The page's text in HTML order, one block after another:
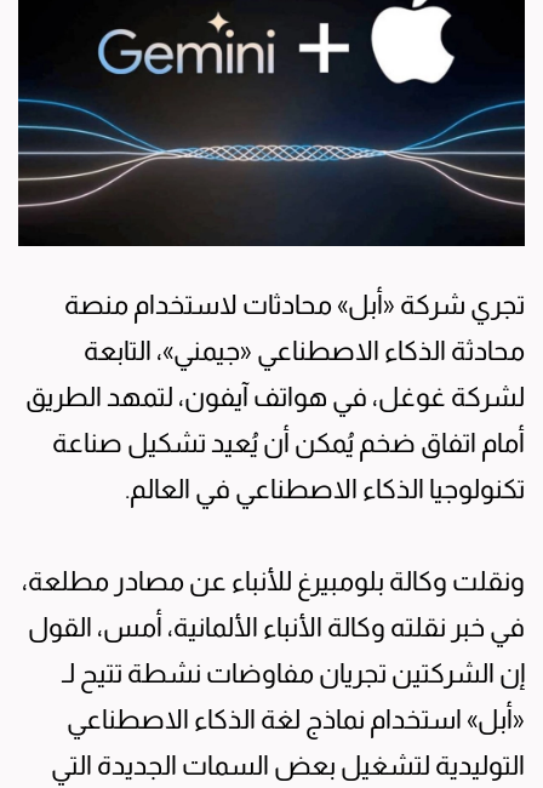
تجري شركة «أبل» محادثات لاستخدام منصة
محادثة الذكاء الاصطناعي «جيمني»، التابعة
لشركة غوغل، في هواتف آيفون، لتمهد الطريق
أمام اتفاق ضخم يُمكن أن يُعيد تشكيل صناعة
تكنولوجيا الذكاء الاصطناعي في العالم.
ونقلت وكالة بلومبيرغ للأنباء عن مصادر مطلعة،
في خبر نقلته وكالة الأنباء الألمانية، أمس، القول
إن الشركتين تجريان مفاوضات نشطة تتيح لـ
«أبل» استخدام نماذج لغة الذكاء الاصطناعي
التوليدية لتشغيل بعض السمات الجديدة التي